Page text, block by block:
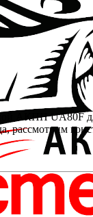
АКПП UA80F